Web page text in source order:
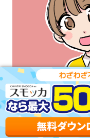
1～3月の不動産屋繁
レントなどの初期費
性があります。